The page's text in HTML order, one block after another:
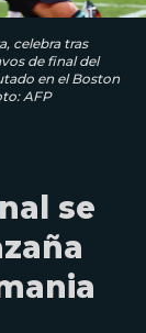
celebra tras
de final del
en el Boston
AFP
se